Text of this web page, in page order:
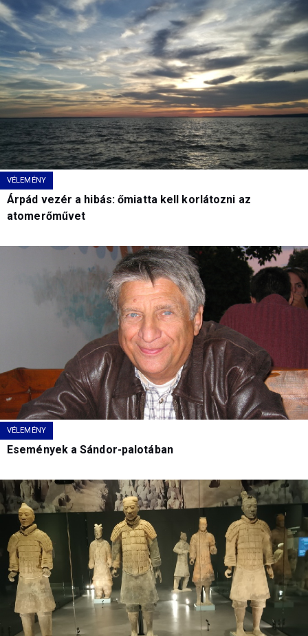
VÉLEMÉNY
Árpád vezér a hibás: őmiatta kell korlátozni az
atomerőművet
VÉLEMÉNY
Események a Sándor-palotában